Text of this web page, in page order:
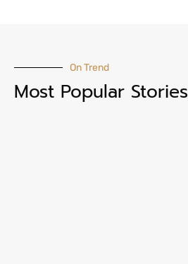
On Trend
Most Popular Stories